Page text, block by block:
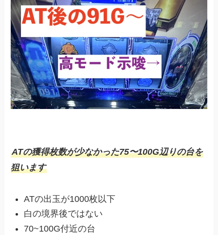
ATの獲得枚数が少なかった75〜100G辺りの台を
狙います
ATの出玉が1000枚以下
白の境界後ではない
70~100G付近の台